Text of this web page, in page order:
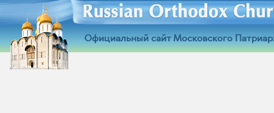
Официальный сайт Московского